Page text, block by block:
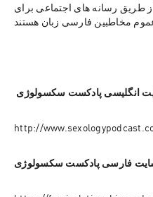
طریق رسانه های اجتماعی برای
http://